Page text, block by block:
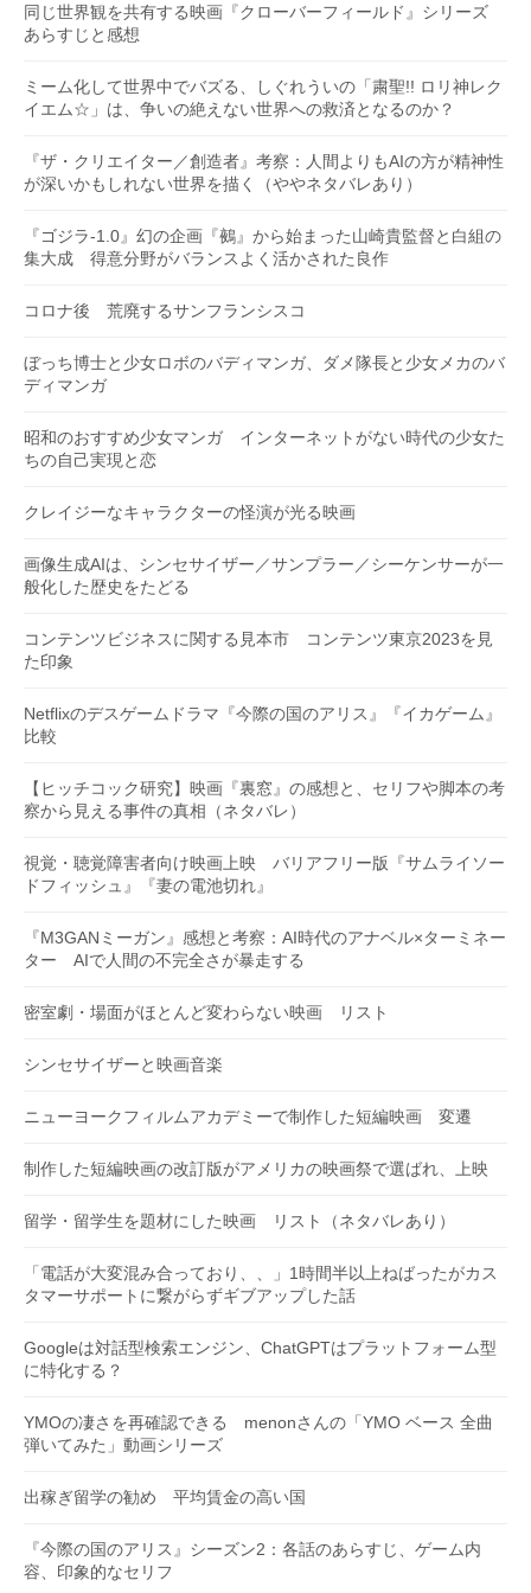
同じ世界観を共有する映画『クローバーフィールド』シリーズ
あらすじと感想
ミーム化して世界中でバズる、しぐれういの「粛聖!! ロリ神レク
イエム☆」は、争いの絶えない世界への救済となるのか？
『ザ・クリエイター／創造者』考察：人間よりもAIの方が精神性
が深いかもしれない世界を描く（ややネタバレあり）
『ゴジラ-1.0』幻の企画『鵺』から始まった山崎貴監督と白組の
集大成 得意分野がバランスよく活かされた良作
コロナ後 荒廃するサンフランシスコ
ぼっち博士と少女ロボのバディマンガ、ダメ隊長と少女メカのバ
ディマンガ
昭和のおすすめ少女マンガ インターネットがない時代の少女た
ちの自己実現と恋
クレイジーなキャラクターの怪演が光る映画
画像生成AIは、シンセサイザー／サンプラー／シーケンサーが一
般化した歴史をたどる
コンテンツビジネスに関する見本市 コンテンツ東京2023を見
た印象
Netflixのデスゲームドラマ『今際の国のアリス』『イカゲーム』
比較
【ヒッチコック研究】映画『裏窓』の感想と、セリフや脚本の考
察から見える事件の真相（ネタバレ）
視覚・聴覚障害者向け映画上映 バリアフリー版『サムライソー
ドフィッシュ』『妻の電池切れ』
『M3GANミーガン』感想と考察：AI時代のアナベル×ターミネー
ター AIで人間の不完全さが暴走する
密室劇・場面がほとんど変わらない映画 リスト
シンセサイザーと映画音楽
ニューヨークフィルムアカデミーで制作した短編映画 変遷
制作した短編映画の改訂版がアメリカの映画祭で選ばれ、上映
留学・留学生を題材にした映画 リスト（ネタバレあり）
「電話が大変混み合っており、、」1時間半以上ねばったがカス
タマーサポートに繋がらずギブアップした話
Googleは対話型検索エンジン、ChatGPTはプラットフォーム型
に特化する？
YMOの凄さを再確認できる menonさんの「YMO ベース 全曲
弾いてみた」動画シリーズ
出稼ぎ留学の勧め 平均賃金の高い国
『今際の国のアリス』シーズン2：各話のあらすじ、ゲーム内
容、印象的なセリフ